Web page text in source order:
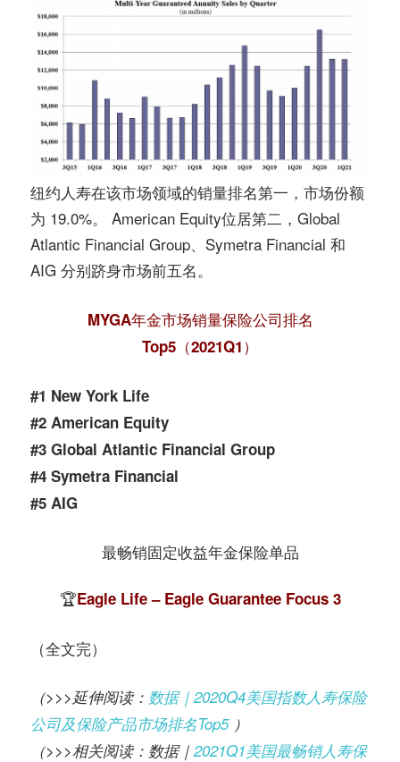
纽约人寿在该市场领域的销量排名第一，市场份额
为 19.0%。 American Equity位居第二，Global
Atlantic Financial Group、Symetra Financial 和
AIG 分别跻身市场前五名。
MYGA年金市场销量保险公司排名
Top5（2021Q1）
#1 New York Life
#2 American Equity
#3 Global Atlantic Financial Group
#4 Symetra Financial
#5 AIG
最畅销固定收益年金保险单品
🏆Eagle Life – Eagle Guarantee Focus 3
（全文完）
（>>>延伸阅读： 数据｜2020Q4美国指数人寿保险
公司及保险产品市场排名Top5）
（>>>相关阅读：数据｜2021Q1美国最畅销人寿保